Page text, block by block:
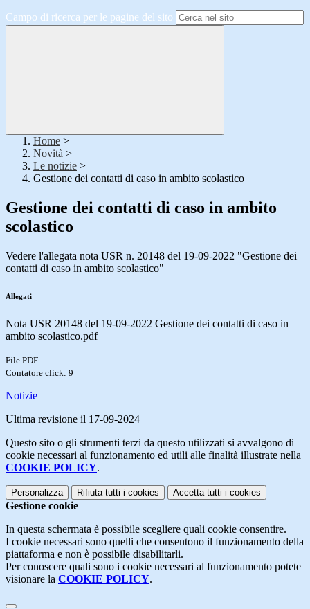
Campo di ricerca per le pagine del sito
Home >
Novità >
Le notizie >
Gestione dei contatti di caso in ambito scolastico
Gestione dei contatti di caso in ambito
scolastico
Vedere l'allegata nota USR n. 20148 del 19-09-2022 "Gestione dei
contatti di caso in ambito scolastico"
Allegati
Nota USR 20148 del 19-09-2022 Gestione dei contatti di caso in
ambito scolastico.pdf
File PDF
Contatore click: 9
Notizie
Ultima revisione il 17-09-2024
Questo sito o gli strumenti terzi da questo utilizzati si avvalgono di
cookie necessari al funzionamento ed utili alle finalità illustrate nella
COOKIE POLICY.
Personalizza Rifiuta tutti i cookies Accetta tutti i cookies
Gestione cookie
In questa schermata è possibile scegliere quali cookie consentire.
I cookie necessari sono quelli che consentono il funzionamento della
piattaforma e non è possibile disabilitarli.
Per conoscere quali sono i cookie necessari al funzionamento potete
visionare la COOKIE POLICY.